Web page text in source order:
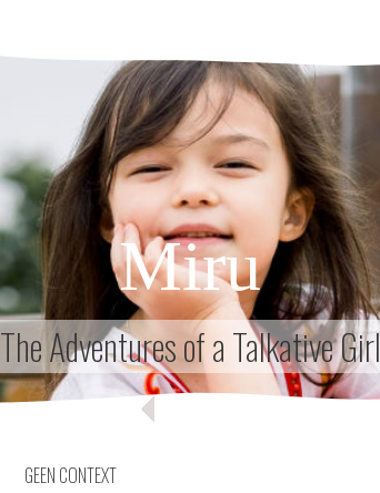
Miru
The Adventures of a Talkative Girl
GEEN CONTEXT